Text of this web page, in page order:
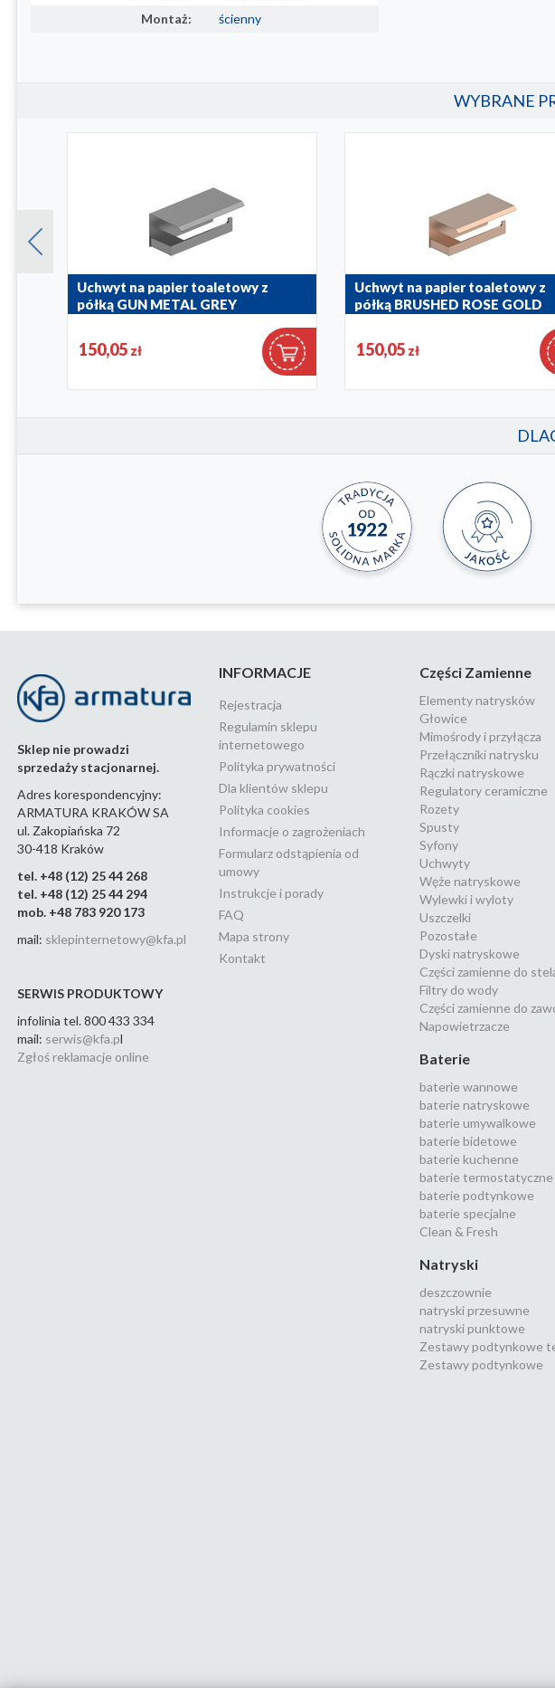
Montaż:
ścienny
WYBRANE
Uchwyt na papier toaletowy z
półką GUN METAL GREY
150,05 zł
Uchwyt na papier toaletowy z
półką BRUSHED ROSE GOLD
150,05 zł
Sklep nie prowadzi
sprzedaży stacjonarnej.
Adres korespondencyjny:
ARMATURA KRAKÓW SA
ul. Zakopiańska 72
30-418 Kraków
tel. +48 (12) 25 44 268
tel. +48 (12) 25 44 294
mob. +48 783 920 173
mail: sklepinternetowy@kfa.pl
SERWIS PRODUKTOWY
infolinia tel. 800 433 334
mail: serwis@kfa.pl
Zgłoś reklamacje online
INFORMACJE
Rejestracja
Regulamin sklepu
internetowego
Polityka prywatności
Dla klientów sklepu
Polityka cookies
Informacje o zagrożeniach
Formularz odstąpienia od
umowy
Instrukcje i porady
FAQ
Mapa strony
Kontakt
Części Zamienne
Elementy natrysków
Głowice
Mimośrody i przyłącza
Przełączniki natrysku
Rączki natryskowe
Regulatory ceramiczne
Rozety
Spusty
Syfony
Uchwyty
Węże natryskowe
Wylewki i wyloty
Uszczelki
Pozostałe
Dyski natryskowe
Części zamienne do
Filtry do wody
Części zamienne do
Napowietrzacze
Baterie
baterie wannowe
baterie natryskowe
baterie umywalkowe
baterie bidetowe
baterie kuchenne
baterie termostatyczne
baterie podtynkowe
baterie specjalne
Clean & Fresh
Natryski
deszczownie
natryski przesuwne
natryski punktowe
Zestawy podtynkowe
Zestawy podtynkowe